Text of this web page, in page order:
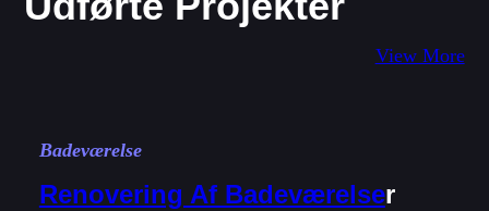
View More
Badeværelse
Renovering Af BadeværelseR